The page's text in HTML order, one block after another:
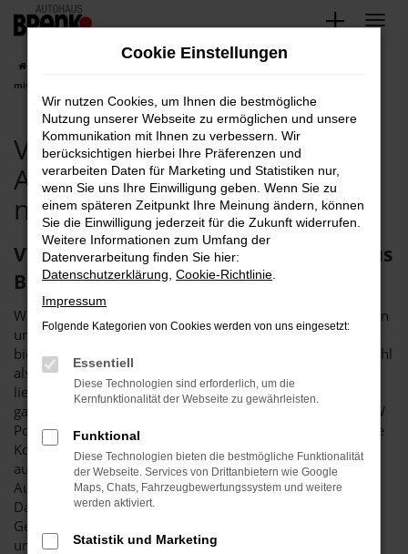
Zum
springen
VW Baden-Baden, VW Polo Angebote
mit Lieferservice nach Baden-Baden
VW Baden-Baden, VW Polo
Angebote mit Lieferservice
nach Baden-Baden
VW Polo in Baden-Baden – das Autohaus
Brenk steht bereit
Wenn Sie einen VW Polo suchen, um fortan in Baden-Baden
unterwegs zu sein, sollten wir ins Gespräch kommen. Wir
bieten Ihnen dieses rundum überzeugende Fahrzeug sowohl
als Neuwagen als auch als günstige Tageszulassung. Wer
lieber in ein gut eingefahrenes Fahrzeug einsteigt, kommt
ganz sicher bei unserem breit gefächerten Sortiment an VW
Polo Gebrauchtwagen und Jahreswagen auf seine oder ihre
Kosten. Wir lassen die Preise purzeln und sind auf Wunsch
auch zu einer Lieferung nach Baden-Baden bereit. Das
Autohaus Brenk steht für Vielfalt und erstklassige Preise.
Darüber hinaus sichern wir Ihnen auch im
Gebrauchtwagenbereich eine erstklassige Qualität all
unserer Fahrzeuge zu.
Cookie Einstellungen
Wir nutzen Cookies, um Ihnen die bestmögliche
Nutzung unserer Webseite zu ermöglichen und unsere
Kommunikation mit Ihnen zu verbessern. Wir
berücksichtigen hierbei Ihre Präferenzen und
verarbeiten Daten für Marketing und Statistiken nur,
wenn Sie uns Ihre Einwilligung geben. Wenn Sie zu
einem späteren Zeitpunkt Ihre Meinung ändern, können
Sie die Einwilligung jederzeit für die Zukunft widerrufen.
Weitere Informationen zum Umfang der
Datenverarbeitung finden Sie hier:
Datenschutzerklärung Cookie-Richtlinie
Impressum
Folgende Kategorien von Cookies werden von uns eingesetzt:
Essentiell
Diese Technologien sind erforderlich, um die
Kernfunktionalität der Webseite zu gewährleisten.
Funktional
Diese Technologien bieten die bestmögliche Funktionalität
der Webseite. Services von Drittanbietern wie Google
Maps, Chats, Fahrzeugbewertungssystem und weitere
werden aktiviert.
Statistik und Marketing